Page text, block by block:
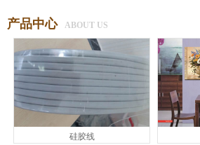
产品中心 ABOUT US
硅胶线